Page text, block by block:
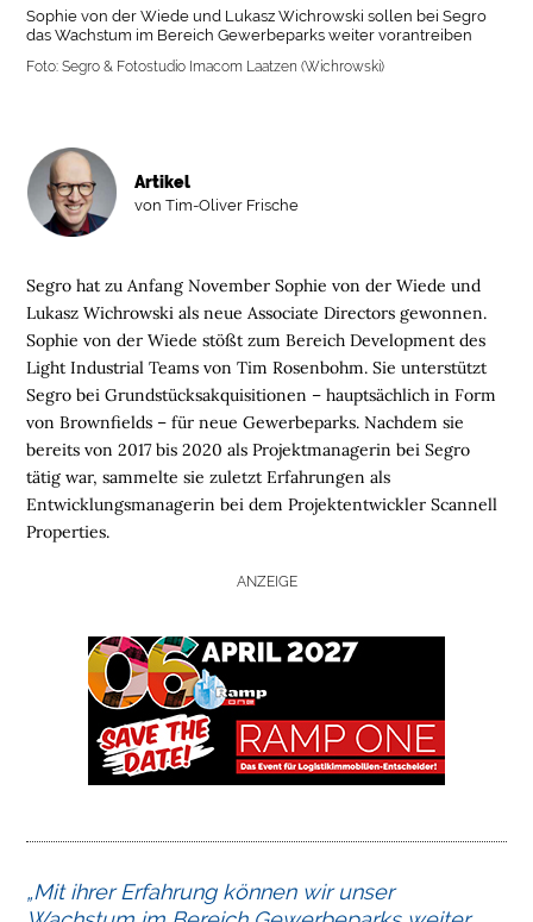
O
E
Sophie von der Wiede und Lukasz Wichrowski sollen bei Segro
das Wachstum im Bereich Gewerbeparks weiter vorantreiben
Foto: Segro & Fotostudio Imacom Laatzen (Wichrowski)
Segro hat zu Anfang November Sophie von der Wiede und
Lukasz Wichrowski als neue Associate Directors gewonnen.
Sophie von der Wiede stößt zum Bereich Development des
Light Industrial Teams von Tim Rosenbohm. Sie unterstützt
Segro bei Grundstücksakquisitionen – hauptsächlich in Form
von Brownfields – für neue Gewerbeparks. Nachdem sie
bereits von 2017 bis 2020 als Projektmanagerin bei Segro
tätig war, sammelte sie zuletzt Erfahrungen als
Entwicklungsmanagerin bei dem Projektentwickler Scannell
Properties.
Artikel
von Tim-Oliver Frische
ANZEIGE
„Mit ihrer Erfahrung können wir unser